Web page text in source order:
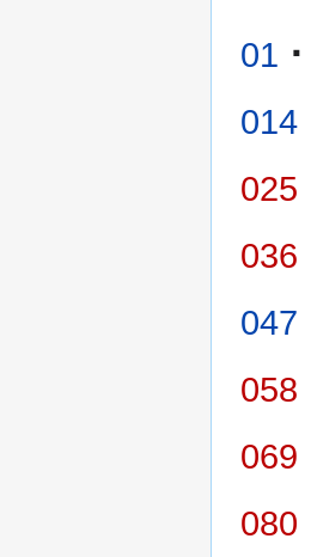
01 ·
014
025
036
047
058
069
080